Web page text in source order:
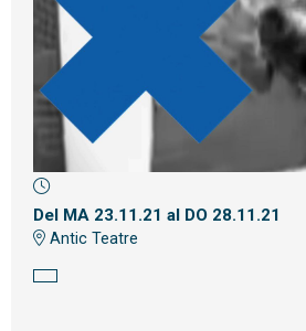
Diapositiva 1 de 1
Del MA 23.11.21 al DO 28.11.21
Antic Teatre